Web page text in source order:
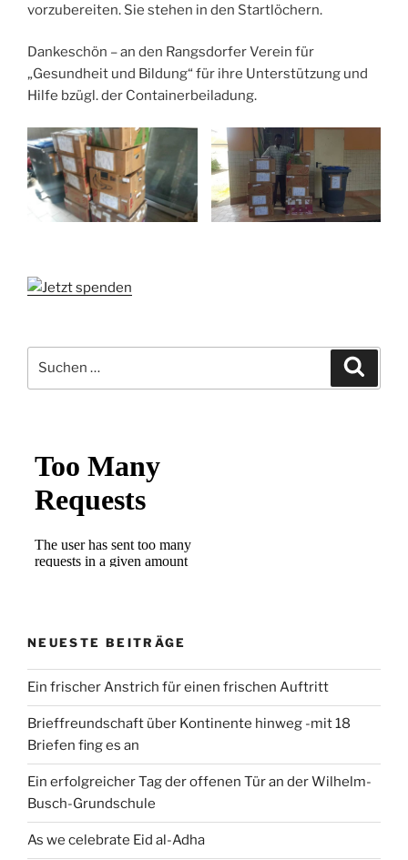
vorzubereiten. Sie stehen in den Startlöchern.
Dankeschön – an den Rangsdorfer Verein für
„Gesundheit und Bildung“ für ihre Unterstützung und
Hilfe bzügl. der Containerbeiladung.
nach:
NEUESTE BEITRÄGE
Ein frischer Anstrich für einen frischen Auftritt
Brieffreundschaft über Kontinente hinweg -mit 18
Briefen fing es an
Ein erfolgreicher Tag der offenen Tür an der Wilhelm-
Busch-Grundschule
As we celebrate Eid al-Adha